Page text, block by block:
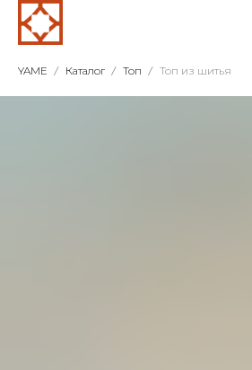
YAME Каталог Топ Топ из шитья